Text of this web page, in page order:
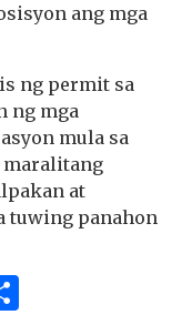
ang mga
ng permit sa
ng mga
mula sa
maralitang
at
tuwing panahon